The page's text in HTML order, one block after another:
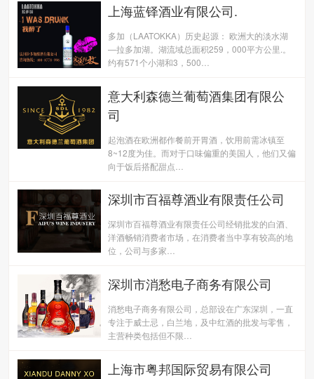
上海蓝铎酒业有限公司.
多加（LAATOKKA）历史起源： 欧洲大的淡水湖
—拉多加湖。湖流域总面积259，000平方公里.。
约有571个小湖和3，500…
意大利森德兰葡萄酒集团有限公
司
起泡酒在欧洲都作餐前开胃酒，饮用前需冰镇至
8~12度为佳。而对于口味偏重的美国人，他们又偏
向于饭后搭配甜点…
深圳市百福尊酒业有限责任公司
深圳市百福尊酒业有限责任公司经销批发的白酒、
洋酒畅销消费者市场，在消费者当中享有较高的地
位，公司与多家…
深圳市消愁电子商务有限公司
消愁电子商务有限公司，总部设在广东深圳，一直
专注于威士忌，白兰地，及中红酒的批发与零售，
主营种类包括但不限…
上海市粤邦国际贸易有限公司